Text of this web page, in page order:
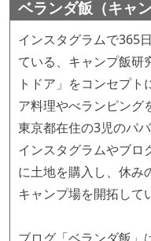
ベランダ飯（キャ
インスタグラムで365
ている、キャンプ飯研
トドア」をコンセプ
ア料理やべランピング
東京都在住の3児のパ
インスタグラムやブロ
に土地を購入し、休み
キャンプ場を開拓して